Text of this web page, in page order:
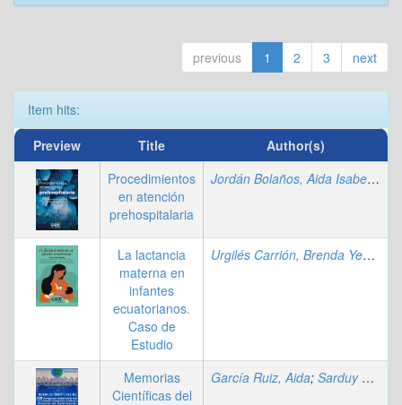
previous 1 2 3 next
Item hits:
Preview
Title
Author(s)
Procedimientos
en atención
prehospitalaria
Jordán Bolaños, Aida Isabel
;
La lactancia
materna en
infantes
ecuatorianos.
Caso de
Estudio
Urgilés Carrión, Brenda Yesqueny
Memorias
Científicas del
García Ruiz, Aida; Sarduy Lugo, Anabel